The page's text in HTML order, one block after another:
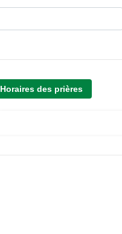
Horaires des prières